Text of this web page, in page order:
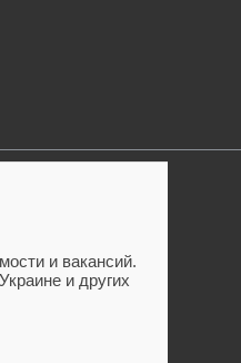
и вакансий.
и других